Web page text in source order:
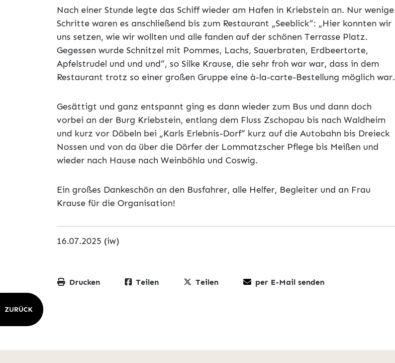
Nach einer Stunde legte das Schiff wieder am Hafen in Kriebstein an. Nur wenige
Schritte waren es anschließend bis zum Restaurant „Seeblick“: „Hier konnten wir
uns setzen, wie wir wollten und alle fanden auf der schönen Terrasse Platz.
Gegessen wurde Schnitzel mit Pommes, Lachs, Sauerbraten, Erdbeertorte,
Apfelstrudel und und und“, so Silke Krause, die sehr froh war war, dass in dem
Restaurant trotz so einer großen Gruppe eine à-la-carte-Bestellung möglich war.
Gesättigt und ganz entspannt ging es dann wieder zum Bus und dann doch
vorbei an der Burg Kriebstein, entlang dem Fluss Zschopau bis nach Waldheim
und kurz vor Döbeln bei „Karls Erlebnis-Dorf“ kurz auf die Autobahn bis Dreieck
Nossen und von da über die Dörfer der Lommatzscher Pflege bis Meißen und
wieder nach Hause nach Weinböhla und Coswig.
Ein großes Dankeschön an den Busfahrer, alle Helfer, Begleiter und an Frau
Krause für die Organisation!
16.07.2025 (iw)
Drucken Teilen Teilen per E-Mail senden
ZURÜCK